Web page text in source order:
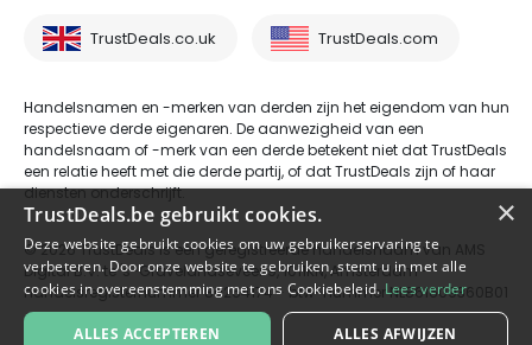
TrustDeals.co.uk TrustDeals.com
Handelsnamen en -merken van derden zijn het eigendom van hun
respectieve derde eigenaren. De aanwezigheid van een
handelsnaam of -merk van een derde betekent niet dat TrustDeals
een relatie heeft met die derde partij, of dat TrustDeals zijn of haar
diensten onderschrijft.
© 2026 TrustDeals is een geregistreerde handelsnaam van AMS
Digital B.V. te 's-Gravelandseveer 9, 1011KN, Amsterdam -
handelsregisternummer 80264174 - btw-nummer NL861609360B01
×
TrustDeals.be gebruikt cookies.
Deze website gebruikt cookies om uw gebruikerservaring te
verbeteren. Door onze website te gebruiken, stemt u in met alle
cookies in overeenstemming met ons Cookiebeleid. Lees verder
ALLES ACCEPTEREN ALLES AFWIJZEN